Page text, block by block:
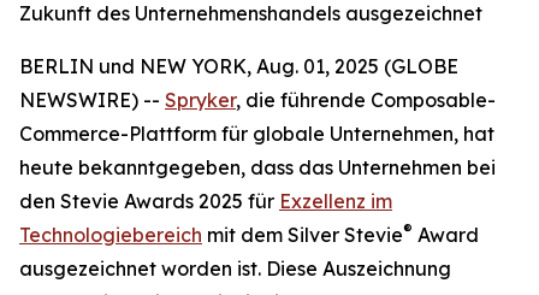
Zukunft des Unternehmenshandels ausgezeichnet
BERLIN und NEW YORK, Aug. 01, 2025 (GLOBE
NEWSWIRE) -- Spryker, die führende Composable-
Commerce-Plattform für globale Unternehmen, hat
heute bekanntgegeben, dass das Unternehmen bei
den Stevie Awards 2025 für Exzellenz im
Technologiebereich mit dem Silver Stevie® Award
ausgezeichnet worden ist. Diese Auszeichnung